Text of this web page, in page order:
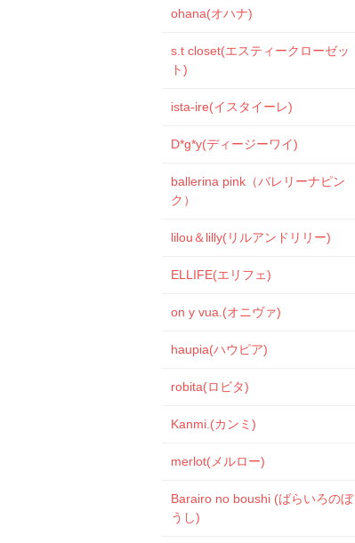
ohana(オハナ)
s.t closet(エスティークローゼッ
ト)
ista-ire(イスタイーレ)
D*g*y(ディージーワイ)
ballerina pink（バレリーナピン
ク）
lilou＆lilly(リルアンドリリー)
ELLIFE(エリフェ)
on y vua.(オニヴァ)
haupia(ハウピア)
robita(ロビタ)
Kanmi.(カンミ)
merlot(メルロー)
Barairo no boushi (ばらいろのぼ
うし)